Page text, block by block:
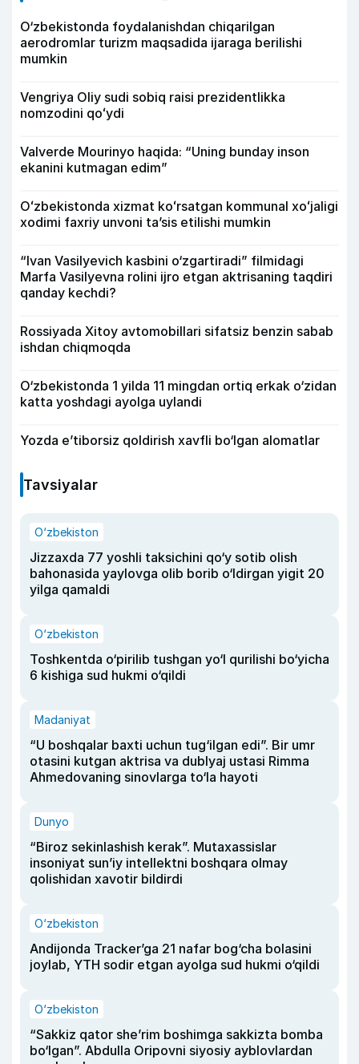
O‘zbekistonda foydalanishdan chiqarilgan
aerodromlar turizm maqsadida ijaraga berilishi
mumkin
Vengriya Oliy sudi sobiq raisi prezidentlikka
nomzodini qoʻydi
Valverde Mourinyo haqida: “Uning bunday inson
ekanini kutmagan edim”
Oʻzbekistonda xizmat koʻrsatgan kommunal xoʻjaligi
xodimi faxriy unvoni taʼsis etilishi mumkin
“Ivan Vasilyevich kasbini o‘zgartiradi” filmidagi
Marfa Vasilyevna rolini ijro etgan aktrisaning taqdiri
qanday kechdi?
Rossiyada Xitoy avtomobillari sifatsiz benzin sabab
ishdan chiqmoqda
O‘zbekistonda 1 yilda 11 mingdan ortiq erkak o‘zidan
katta yoshdagi ayolga uylandi
Yozda e’tiborsiz qoldirish xavfli bo‘lgan alomatlar
Tavsiyalar
O‘zbekiston
Jizzaxda 77 yoshli taksichini qo‘y sotib olish
bahonasida yaylovga olib borib o‘ldirgan yigit 20
yilga qamaldi
O‘zbekiston
Toshkentda o‘pirilib tushgan yo‘l qurilishi bo‘yicha
6 kishiga sud hukmi o‘qildi
Madaniyat
“U boshqalar baxti uchun tug‘ilgan edi”. Bir umr
otasini kutgan aktrisa va dublyaj ustasi Rimma
Ahmedovaning sinovlarga to‘la hayoti
Dunyo
“Biroz sekinlashish kerak”. Mutaxassislar
insoniyat sun’iy intellektni boshqara olmay
qolishidan xavotir bildirdi
O‘zbekiston
Andijonda Tracker’ga 21 nafar bog‘cha bolasini
joylab, YTH sodir etgan ayolga sud hukmi o‘qildi
O‘zbekiston
“Sakkiz qator she’rim boshimga sakkizta bomba
bo‘lgan”. Abdulla Oripovni siyosiy ayblovlardan